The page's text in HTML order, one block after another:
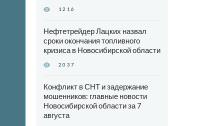
1216
Нефтетрейдер Лацких назвал
сроки окончания топливного
кризиса в Новосибирской области
2037
Конфликт в СНТ и задержание
мошенников: главные новости
Новосибирской области за 7
августа